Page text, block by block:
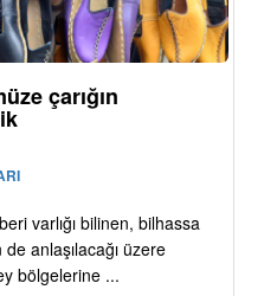
çarığın
varlığı bilinen, bilhassa
anlaşılacağı üzere
bölgelerine ...